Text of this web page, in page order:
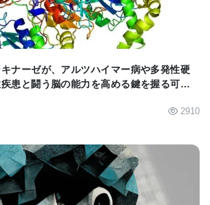
FTD患者の発症前後における腸内
ム群集を調査する大規模な研究を
けるグリコーゲンの分解が病気の
ます」と期待を寄せています 。
in myeloid cells prevents an
ナーゼが、アルツハイマー病や多発性硬
患と闘う脳の能力を高める鍵を握る可能
2910